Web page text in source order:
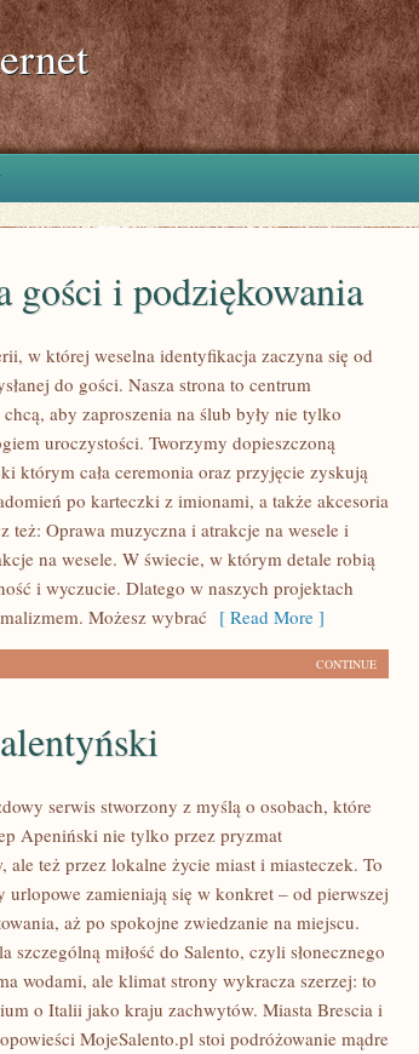
gości i podziękowania
w której weselna identyfikacja zaczyna się od
do gości. Nasza strona to centrum
aby zaproszenia na ślub były nie tylko
uroczystości. Tworzymy dopieszczoną
którym cała ceremonia oraz przyjęcie zyskują
po karteczki z imionami, a także akcesoria
też: Oprawa muzyczna i atrakcje na wesele i
na wesele. W świecie, w którym detale robią
i wyczucie. Dlatego w naszych projektach
Możesz wybrać [ Read More ]
CONTINUE
serwis stworzony z myślą o osobach, które
Apeniński nie tylko przez pryzmat
ale też przez lokalne życie miast i miasteczek. To
zamieniają się w konkret – od pierwszej
aż po spokojne zwiedzanie na miejscu.
szczególną miłość do Salento, czyli słonecznego
wodami, ale klimat strony wykracza szerzej: to
o Italii jako kraju zachwytów. Miasta Brescia i
MojeSalento.pl stoi podróżowanie mądre